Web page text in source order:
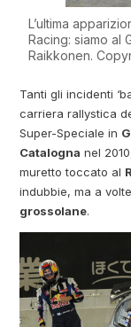
L’ultima
Racing: siamo al
Raikkonen.
Tanti gli incidenti
carriera rallystica
Super-Speciale in
Catalogna nel
muretto toccato al
indubbie, ma a
grossolane.